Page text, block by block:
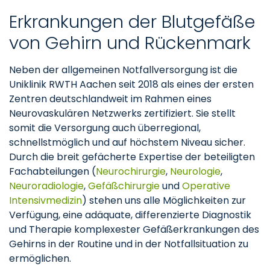
Erkrankungen der Blutgefäße
von Gehirn und Rückenmark
Neben der allgemeinen Notfallversorgung ist die
Uniklinik RWTH Aachen seit 2018 als eines der ersten
Zentren deutschlandweit im Rahmen eines
Neurovaskulären Netzwerks zertifiziert. Sie stellt
somit die Versorgung auch überregional,
schnellstmöglich und auf höchstem Niveau sicher.
Durch die breit gefächerte Expertise der beteiligten
Fachabteilungen (Neurochirurgie, Neurologie,
Neuroradiologie,GefäßchirurgieundOperative
Intensivmedizin) stehen uns alle Möglichkeiten zur
Verfügung, eine adäquate, differenzierte Diagnostik
und Therapie komplexester Gefäßerkrankungen des
Gehirns in der Routine und in der Notfallsituation zu
ermöglichen.